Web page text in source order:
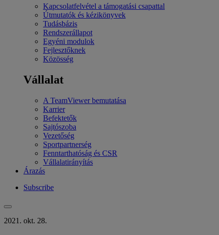
Kapcsolatfelvétel a támogatási csapattal
Útmutatók és kézikönyvek
Tudásbázis
Rendszerállapot
Egyéni modulok
Fejlesztőknek
Közösség
Vállalat
A TeamViewer bemutatása
Karrier
Befektetők
Sajtószoba
Vezetőség
Sportpartnerség
Fenntarthatóság és CSR
Vállalatirányítás
Árazás
Subscribe
2021. okt. 28.